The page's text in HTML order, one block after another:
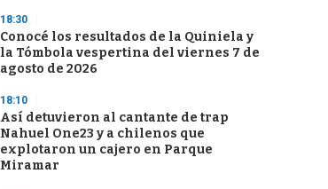
18:30
Conocé los resultados de la Quiniela y
la Tómbola vespertina del viernes 7 de
agosto de 2026
18:10
Así detuvieron al cantante de trap
Nahuel One23 y a chilenos que
explotaron un cajero en Parque
Miramar